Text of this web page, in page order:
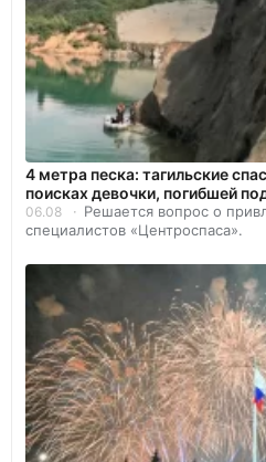
4 метра песка: тагильские
поисках девочки, погибшей
06.08
Решается вопрос о
специалистов «Центроспаса».